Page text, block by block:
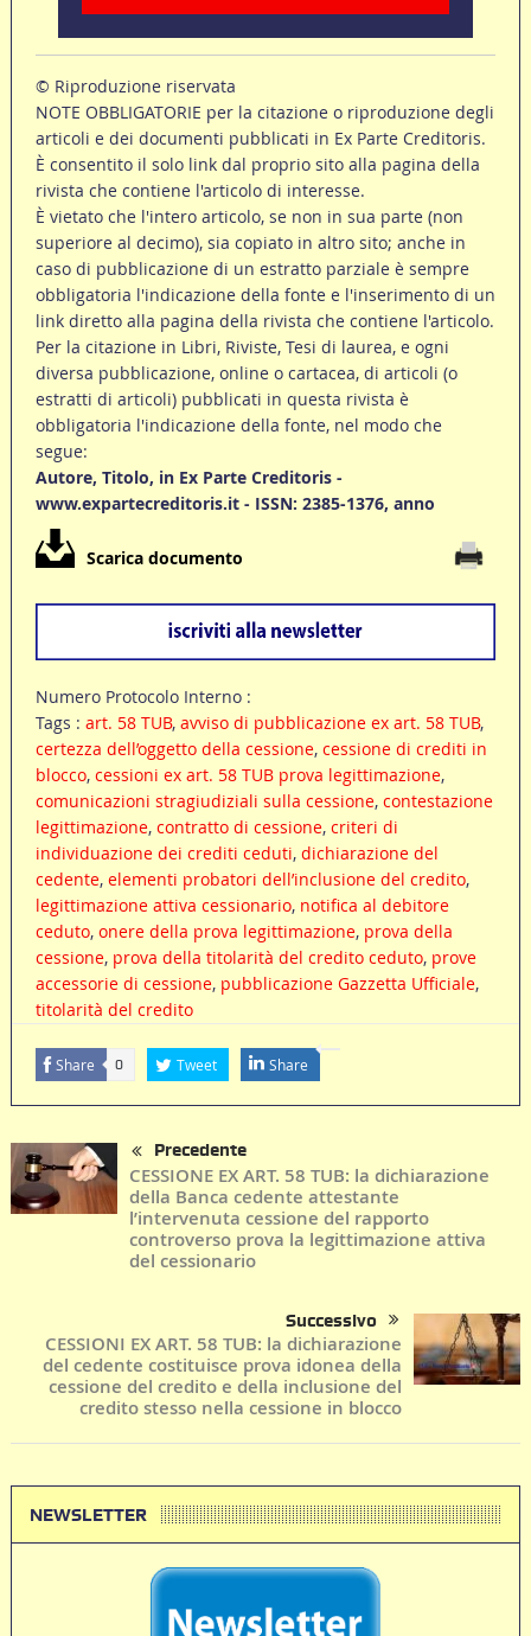
© Riproduzione riservata
NOTE OBBLIGATORIE per la citazione o riproduzione degli
articoli e dei documenti pubblicati in Ex Parte Creditoris.
È consentito il solo link dal proprio sito alla pagina della
rivista che contiene l'articolo di interesse.
È vietato che l'intero articolo, se non in sua parte (non
superiore al decimo), sia copiato in altro sito; anche in
caso di pubblicazione di un estratto parziale è sempre
obbligatoria l'indicazione della fonte e l'inserimento di un
link diretto alla pagina della rivista che contiene l'articolo.
Per la citazione in Libri, Riviste, Tesi di laurea, e ogni
diversa pubblicazione, online o cartacea, di articoli (o
estratti di articoli) pubblicati in questa rivista è
obbligatoria l'indicazione della fonte, nel modo che
segue:
Autore, Titolo, in Ex Parte Creditoris -
www.expartecreditoris.it - ISSN: 2385-1376, anno
Scarica documento
Numero Protocolo Interno :
Tags : art. 58 TUB, avviso di pubblicazione ex art. 58 TUB,
certezza dell’oggetto della cessione, cessione di crediti in
blocco, cessioni ex art. 58 TUB prova legittimazione,
comunicazioni stragiudiziali sulla cessione, contestazione
legittimazione, contratto di cessione, criteri di
individuazione dei crediti ceduti, dichiarazione del
cedente, elementi probatori dell’inclusione del credito,
legittimazione attiva cessionario, notifica al debitore
ceduto, onere della prova legittimazione, prova della
cessione, prova della titolarità del credito ceduto, prove
accessorie di cessione, pubblicazione Gazzetta Ufficiale,
titolarità del credito
Share 0 Tweet Share
Precedente
CESSIONE EX ART. 58 TUB: la dichiarazione
della Banca cedente attestante
l’intervenuta cessione del rapporto
controverso prova la legittimazione attiva
del cessionario
Successivo
CESSIONI EX ART. 58 TUB: la dichiarazione
del cedente costituisce prova idonea della
cessione del credito e della inclusione del
credito stesso nella cessione in blocco
NEWSLETTER